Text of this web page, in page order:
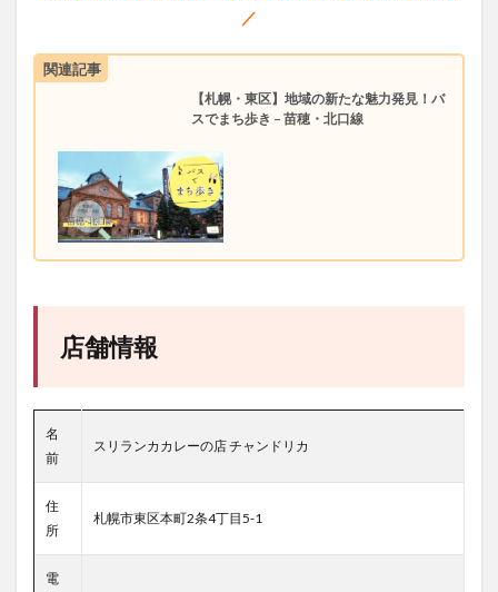
／
関連記事
【札幌・東区】地域の新たな魅力発見！バ
スでまち歩き – 苗穂・北口線
店舗情報
名
前
スリランカカレーの店 チャンドリカ
住
所
札幌市東区本町2条4丁目5-1
電